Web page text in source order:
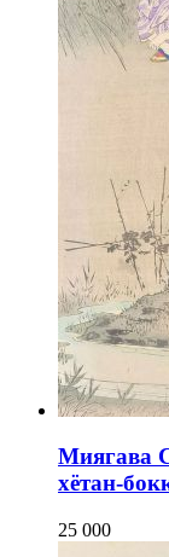
Миягава
хётан-
25 000